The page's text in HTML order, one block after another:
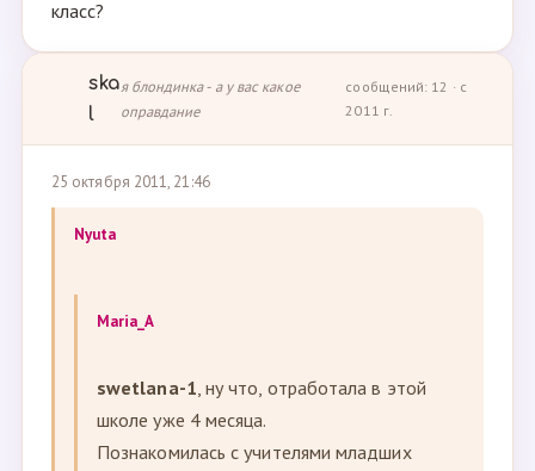
класс?
ska
l
я блондинка - а у вас какое
оправдание
сообщений: 12 · с
2011 г.
25 октября 2011, 21:46
Nyuta
Maria_A
swetlana-1, ну что, отработала в этой
школе уже 4 месяца.
Познакомилась с учителями младших